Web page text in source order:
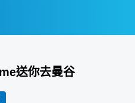
送你去曼谷